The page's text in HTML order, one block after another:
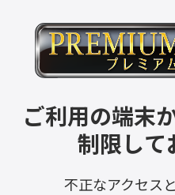
ご利用の端末
制限して
不正なアクセス